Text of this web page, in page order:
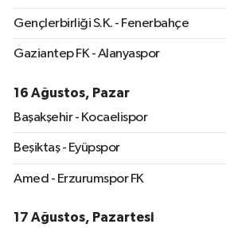
Gençlerbirliği S.K. - Fenerbahçe
Gaziantep FK - Alanyaspor
16 Ağustos, Pazar
Başakşehir - Kocaelispor
Beşiktaş - Eyüpspor
Amed - Erzurumspor FK
17 Ağustos, Pazartesi